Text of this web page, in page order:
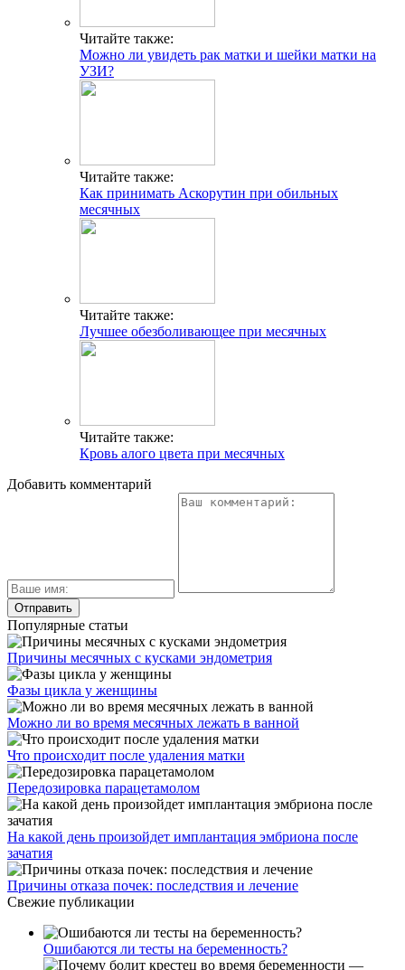
Читайте также:
Можно ли увидеть рак матки и шейки матки на
УЗИ?
Читайте также:
Как принимать Аскорутин при обильных
месячных
Читайте также:
Лучшее обезболивающее при месячных
Читайте также:
Кровь алого цвета при месячных
Добавить комментарий
Популярные статьи
Причины месячных с кусками эндометрия
Фазы цикла у женщины
Можно ли во время месячных лежать в ванной
Что происходит после удаления матки
Передозировка парацетамолом
На какой день произойдет имплантация эмбриона после
зачатия
Причины отказа почек: последствия и лечение
Свежие публикации
Ошибаются ли тесты на беременность?